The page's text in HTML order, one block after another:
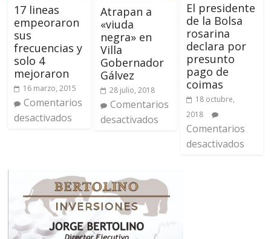
17 lineas
empeoraron
sus
frecuencias y
solo 4
mejoraron
16 marzo, 2015
Comentarios
desactivados
Atrapan a
«viuda
negra» en
Villa
Gobernador
Gálvez
28 julio, 2018
Comentarios
desactivados
El presidente
de la Bolsa
rosarina
declara por
presunto
pago de
coimas
18 octubre,
2018
Comentarios
desactivados